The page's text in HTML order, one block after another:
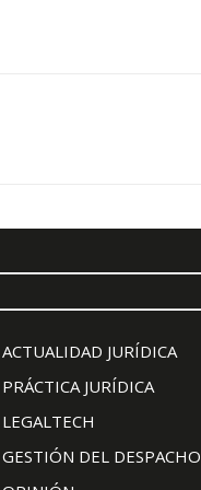
ACTUALIDAD JURÍDICA
PRÁCTICA JURÍDICA
LEGALTECH
GESTIÓN DEL DESPACHO